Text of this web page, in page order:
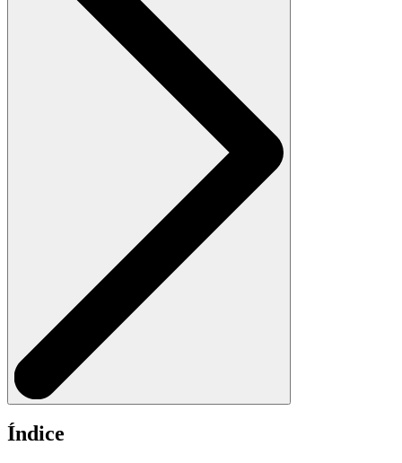
Índice